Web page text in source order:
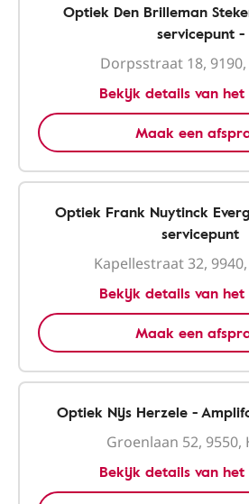
Optiek Den Brilleman
servicepunt -
Dorpsstraat 18,
Bekijk details van
Maak een
Optiek Frank Nuytinck
servicepunt
Kapellestraat 32,
Bekijk details van
Maak een
Optiek Nijs Herzele -
Groenlaan 52, 9550,
Bekijk details van